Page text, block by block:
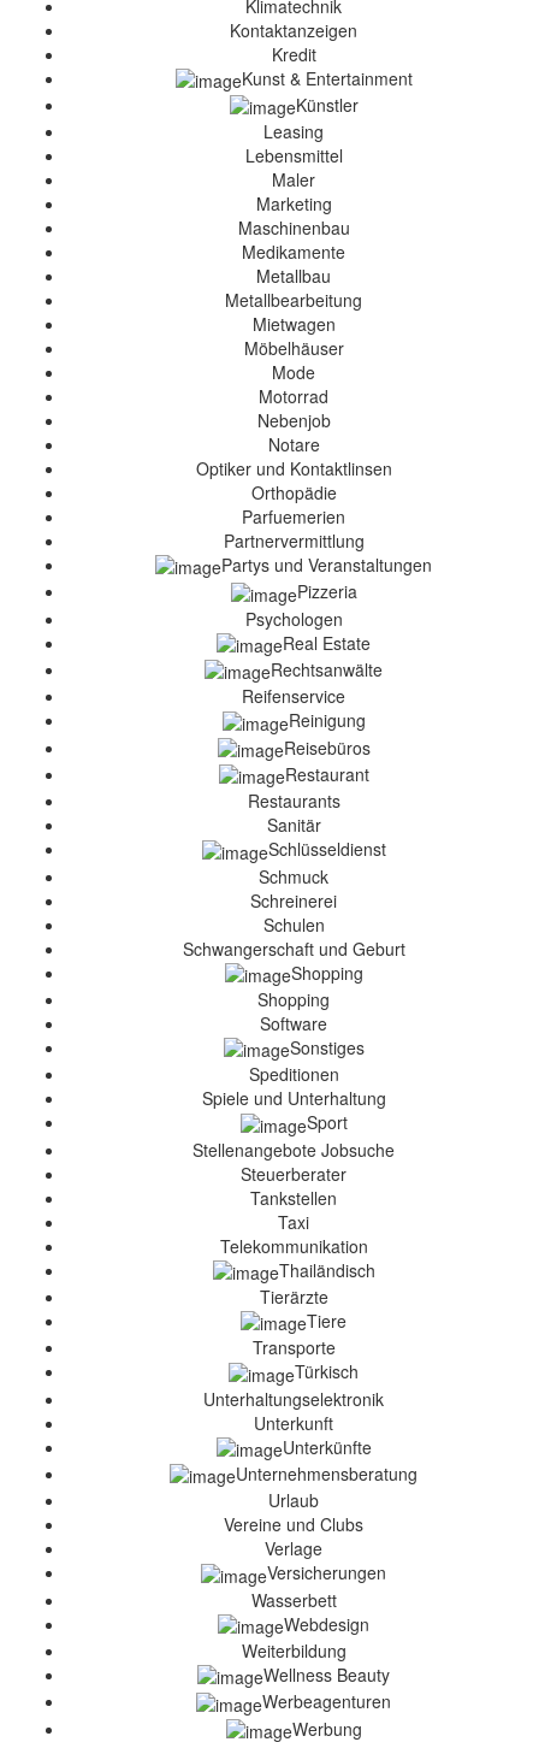
Klimatechnik
Kontaktanzeigen
Kredit
Kunst & Entertainment
Künstler
Leasing
Lebensmittel
Maler
Marketing
Maschinenbau
Medikamente
Metallbau
Metallbearbeitung
Mietwagen
Möbelhäuser
Mode
Motorrad
Nebenjob
Notare
Optiker und Kontaktlinsen
Orthopädie
Parfuemerien
Partnervermittlung
Partys und Veranstaltungen
Pizzeria
Psychologen
Real Estate
Rechtsanwälte
Reifenservice
Reinigung
Reisebüros
Restaurant
Restaurants
Sanitär
Schlüsseldienst
Schmuck
Schreinerei
Schulen
Schwangerschaft und Geburt
Shopping
Shopping
Software
Sonstiges
Speditionen
Spiele und Unterhaltung
Sport
Stellenangebote Jobsuche
Steuerberater
Tankstellen
Taxi
Telekommunikation
Thailändisch
Tierärzte
Tiere
Transporte
Türkisch
Unterhaltungselektronik
Unterkunft
Unterkünfte
Unternehmensberatung
Urlaub
Vereine und Clubs
Verlage
Versicherungen
Wasserbett
Webdesign
Weiterbildung
Wellness Beauty
Werbeagenturen
Werbung